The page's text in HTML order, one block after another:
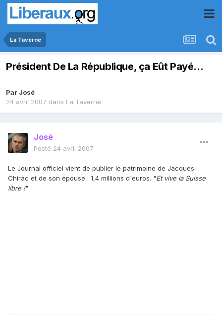
La Taverne
Président De La République, ça Eût Payé...
Par José
24 avril 2007 dans La Taverne
José
Posté 24 avril 2007
Le Journal officiel vient de publier le patrimoine de Jacques
Chirac et de son épouse : 1,4 millions d'euros. "Et vive la Suisse
libre !"